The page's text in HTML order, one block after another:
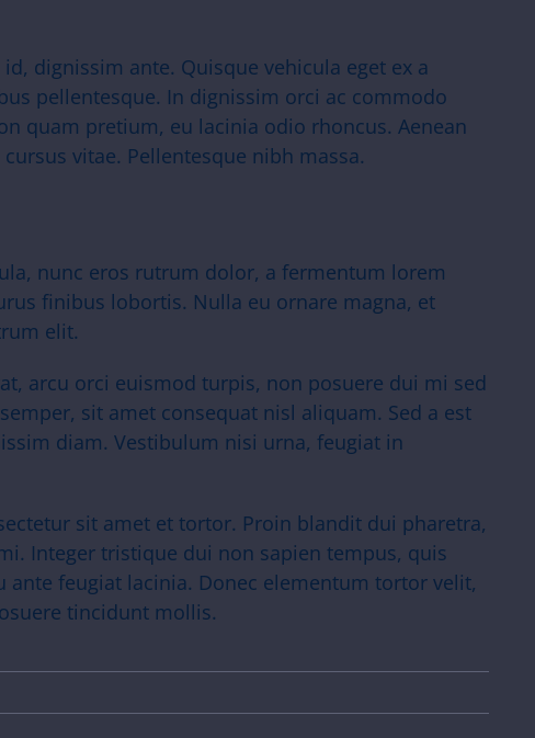
dignissim ante. Quisque vehicula eget ex a
pellentesque. In dignissim orci ac commodo
quam pretium, eu lacinia odio rhoncus. Aenean
vitae. Pellentesque nibh massa.
nunc eros rutrum dolor, a fermentum lorem
finibus lobortis. Nulla eu ornare magna, et
elit.
arcu orci euismod turpis, non posuere dui mi sed
sit amet consequat nisl aliquam. Sed a est
diam. Vestibulum nisi urna, feugiat in
sit amet et tortor. Proin blandit dui pharetra,
Integer tristique dui non sapien tempus, quis
feugiat lacinia. Donec elementum tortor velit,
tincidunt mollis.